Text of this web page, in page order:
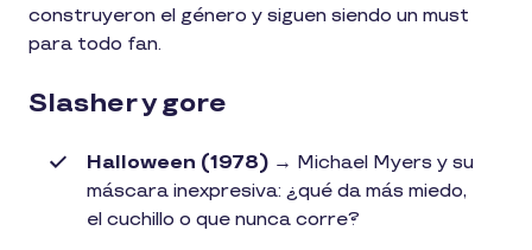
construyeron el género y siguen siendo un must
para todo fan.
Slasher y gore
Halloween (1978) → Michael Myers y su
máscara inexpresiva: ¿qué da más miedo,
el cuchillo o que nunca corre?